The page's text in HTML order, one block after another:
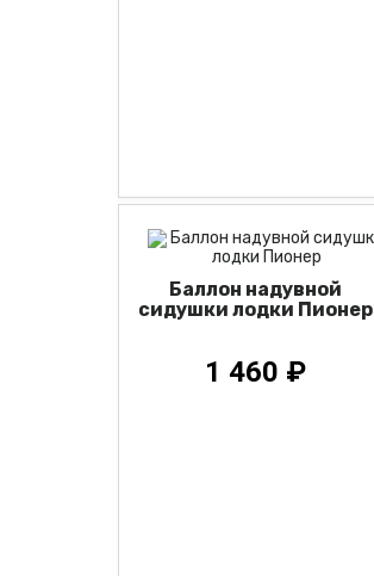
Баллон надувной
сидушки лодки Пионер
1 460 ₽